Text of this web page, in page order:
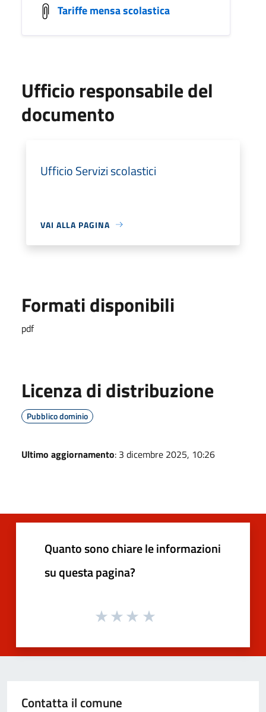
Tariffe mensa scolastica
Ufficio responsabile del
documento
Ufficio Servizi scolastici
VAI ALLA PAGINA
Formati disponibili
pdf
Licenza di distribuzione
Pubblico dominio
Ultimo aggiornamento: 3 dicembre 2025, 10:26
Quanto sono chiare le informazioni
su questa pagina?
Contatta il comune